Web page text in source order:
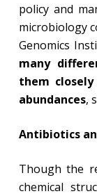
policy and
microbiology
Genomics
many
them
abundances,
Antibiotics
Though the
chemical